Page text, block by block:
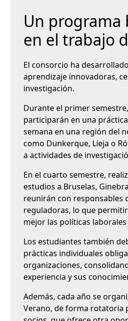
Un programa
en el trabajo
El consorcio ha
aprendizaje innovadoras,
investigación.
Durante el primer
participarán en una
semana en una región del
como Dunkerque, Lieja o
a actividades de
En el cuarto semestre,
estudios a Bruselas,
reunirán con responsables
reguladoras, lo que
mejor las políticas
Los estudiantes también
prácticas individuales
organizaciones,
experiencia y sus
Además, cada año se
Verano, de forma rotatoria